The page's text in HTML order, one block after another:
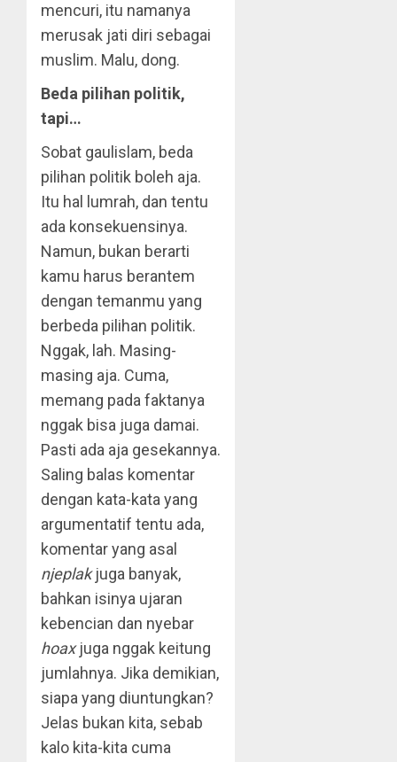
mencuri, itu namanya
merusak jati diri sebagai
muslim. Malu, dong.
Beda pilihan politik,
tapi…
Sobat gaulislam, beda
pilihan politik boleh aja.
Itu hal lumrah, dan tentu
ada konsekuensinya.
Namun, bukan berarti
kamu harus berantem
dengan temanmu yang
berbeda pilihan politik.
Nggak, lah. Masing-
masing aja. Cuma,
memang pada faktanya
nggak bisa juga damai.
Pasti ada aja gesekannya.
Saling balas komentar
dengan kata-kata yang
argumentatif tentu ada,
komentar yang asal
njeplakjuga banyak,
bahkan isinya ujaran
kebencian dan nyebar
hoaxjuga nggak keitung
jumlahnya. Jika demikian,
siapa yang diuntungkan?
Jelas bukan kita, sebab
kalo kita-kita cuma